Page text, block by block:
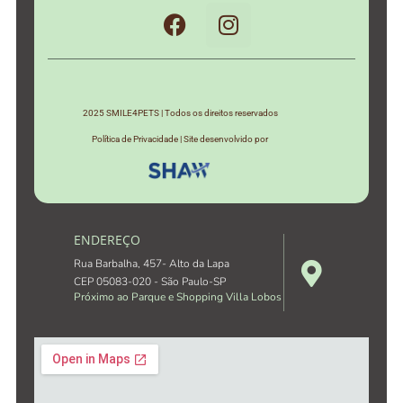
2025 SMILE4PETS | Todos os direitos reservados
Política de Privacidade | Site desenvolvido por
ENDEREÇO
Rua Barbalha, 457- Alto da Lapa
CEP 05083-020 - São Paulo-SP
Próximo ao Parque e Shopping Villa Lobos